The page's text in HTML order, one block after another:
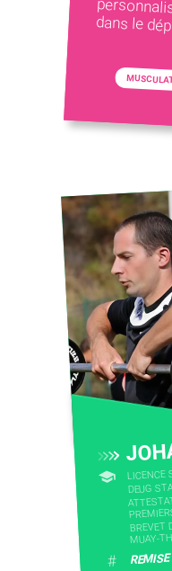
dans le
LICENCE
DEUG
BREVET
MUAY-
#